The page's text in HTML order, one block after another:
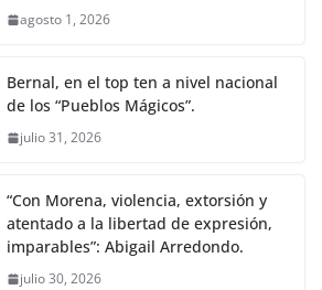
agosto 1, 2026
Bernal, en el top ten a nivel nacional
de los “Pueblos Mágicos”.
julio 31, 2026
“Con Morena, violencia, extorsión y
atentado a la libertad de expresión,
imparables”: Abigail Arredondo.
julio 30, 2026